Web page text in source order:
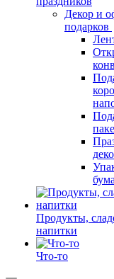
Декор и
подарков
Продукты,
напитки
Что-то